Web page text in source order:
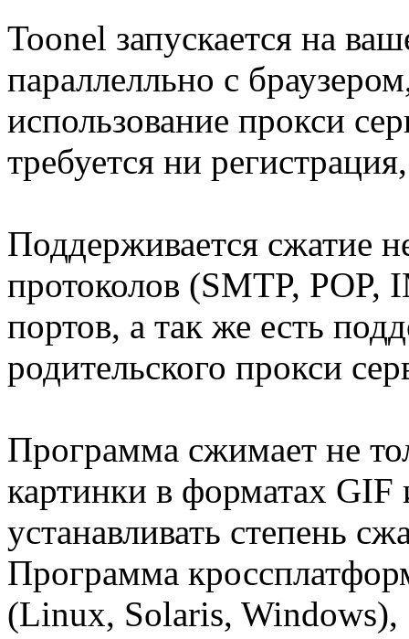
Toonel запускается на
параллелльно с
использование прокси
требуется ни
Поддерживается сжатие
протоколов (SMTP, POP,
портов, а так же есть
родительского прокси
Программа сжимает не
картинки в форматах GIF
устанавливать степень
Программа
(Linux, Solaris, Windows),